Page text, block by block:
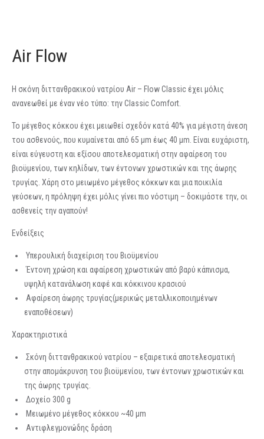
Air Flow
Η σκόνη διττανθρακικού νατρίου Air – Flow Classic έχει μόλις
ανανεωθεί με έναν νέο τύπο: την Classic Comfort.
Το μέγεθος κόκκου έχει μειωθεί σχεδόν κατά 40% για μέγιστη άνεση
του ασθενούς, που κυμαίνεται από 65 μm έως 40 μm. Είναι ευχάριστη,
είναι εύγευστη και εξίσου αποτελεσματική στην αφαίρεση του
βιοϋμενίου, των κηλίδων, των έντονων χρωστικών και της άωρης
τρυγίας. Χάρη στο μειωμένο μέγεθος κόκκων και μια ποικιλία
γεύσεων, η πρόληψη έχει μόλις γίνει πιο νόστιμη – δοκιμάστε την, οι
ασθενείς την αγαπούν!
Ενδείξεις
Υπερουλική διαχείριση του Βιοϋμενίου
Έντονη χρώση και αφαίρεση χρωστικών από βαρύ κάπνισμα,
υψηλή κατανάλωση καφέ και κόκκινου κρασιού
Αφαίρεση άωρης τρυγίας(μερικώς μεταλλικοποιημένων
εναποθέσεων)
Χαρακτηριστικά
Σκόνη διττανθρακικού νατρίου – εξαιρετικά αποτελεσματική
στην απομάκρυνση του βιοϋμενίου, των έντονων χρωστικών και
της άωρης τρυγίας.
Δοχείο 300 g
Μειωμένο μέγεθος κόκκου ~40 µm
Αντιφλεγμονώδης δράση